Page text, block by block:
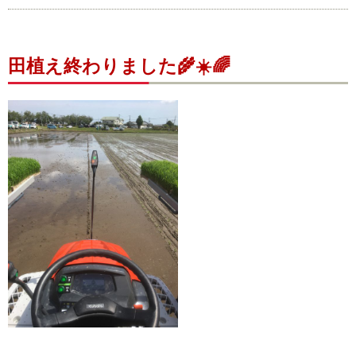
田植え終わりました🌾☀️🌈